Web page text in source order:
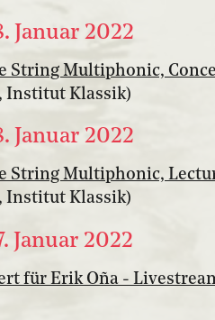
Januar 2022
String Multiphonic,
Institut Klassik)
Januar 2022
String Multiphonic,
Institut Klassik)
Januar 2022
für Erik Oña -